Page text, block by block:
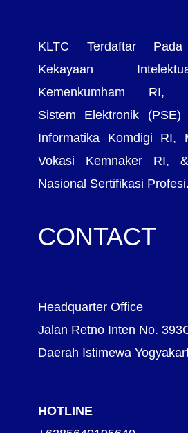
KLTC Terdaftar
Kekayaan
Kemenkumham RI,
Sistem Elektronik (PSE)
Informatika Komdigi RI,
Vokasi Kemnaker RI,
Nasional Sertifikasi Profesi.
CONTACT
Headquarter Office
Jalan Retno Inten No.
Daerah Istimewa
HOTLINE